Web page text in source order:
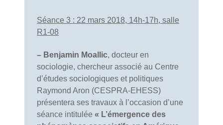
Séance 3 : 22 mars 2018, 14h-17h, salle
R1-08
– Benjamin Moallic, docteur en
sociologie, chercheur associé au Centre
d’études sociologiques et politiques
Raymond Aron (CESPRA-EHESS)
présentera ses travaux à l’occasion d’une
séance intitulée « L’émergence des